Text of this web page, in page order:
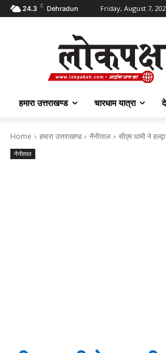
24.3 C Dehradun Friday, August 7,
हमारा उत्तराखण्ड चारधाम यात्रा
Home हमारा उत्तराखण्ड नैनीताल सीएम धामी ने
नैनीताल